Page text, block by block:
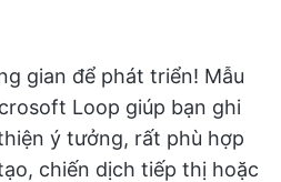
gian để phát triển! Mẫu
Loop giúp bạn ghi
ý tưởng, rất phù hợp
chiến dịch tiếp thị hoặc